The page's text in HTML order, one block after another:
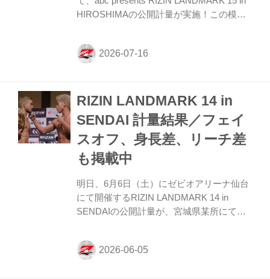
HIROSHIMAの公開計量が実施！この模様
ブ配信！ 戦いを翌日に控えたファイター達
の鍛え上げられた肉体、そして張りつめた
abc presents RIZIN LANDMARK 15 in
HIROSHIMA 公開計量 概要 配信日時 2026
年7月17日（金）14時半〜 YouTubeライブ
配信 公開計量のライブ配信は以下より開始
時間になりましたら...
RIZIN LANDMARK 14 in
SENDAI 計量結果／フェイ
スオフ、身長差、リーチ差
も掲載中
明日、6月6日（土）にゼビオアリーナ仙台
にて開催するRIZIN LANDMARK 14 in
SENDAIの公開計量が、宮城県某所にて行
量を観覧しに来たファンが見つめる中、フ
ェイスオフが行われた。緊張感に満ちた公